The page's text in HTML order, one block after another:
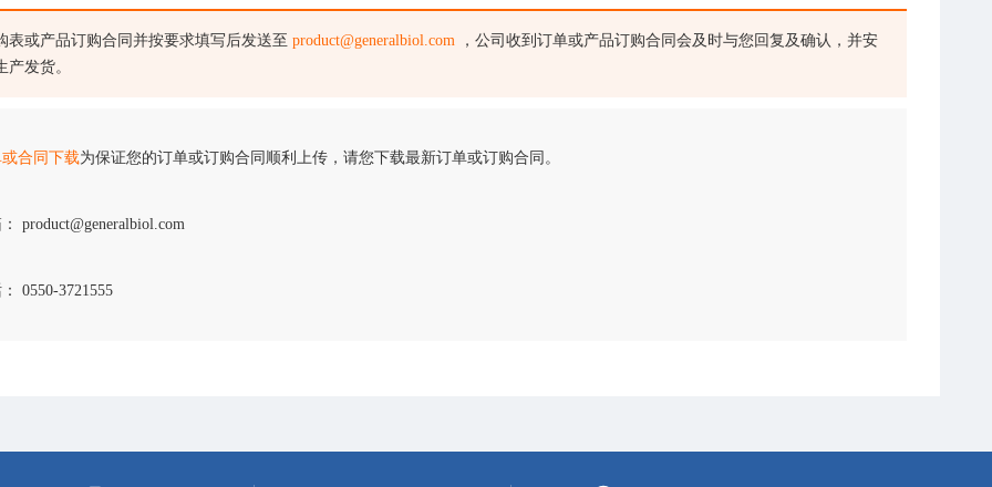
表或产品订购合同并按要求填写后发送至 product@generalbiol.com ，公司收到订单或产品订购合同会及时与您回复及确认，并安
产发货。
合同下载为保证您的订单或订购合同顺利上传，请您下载最新订单或订购合同。
product@generalbiol.com
0550-3721555